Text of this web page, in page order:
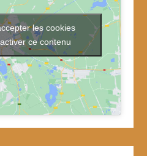
les cookies
ce contenu